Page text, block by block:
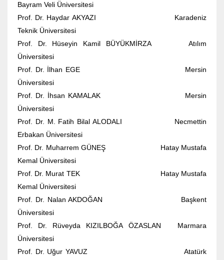
Bayram Veli Üniversitesi
Prof. Dr. Haydar AKYAZI Karadeniz
Teknik Üniversitesi
Prof. Dr. Hüseyin Kamil BÜYÜKMİRZA Atılım
Üniversitesi
Prof. Dr. İlhan EGE Mersin
Üniversitesi
Prof. Dr. İhsan KAMALAK Mersin
Üniversitesi
Prof. Dr. M. Fatih Bilal ALODALI Necmettin
Erbakan Üniversitesi
Prof. Dr. Muharrem GÜNEŞ Hatay Mustafa
Kemal Üniversitesi
Prof. Dr. Murat TEK Hatay Mustafa
Kemal Üniversitesi
Prof. Dr. Nalan AKDOĞAN Başkent
Üniversitesi
Prof. Dr. Rüveyda KIZILBOĞA ÖZASLAN Marmara
Üniversitesi
Prof. Dr. Uğur YAVUZ Atatürk